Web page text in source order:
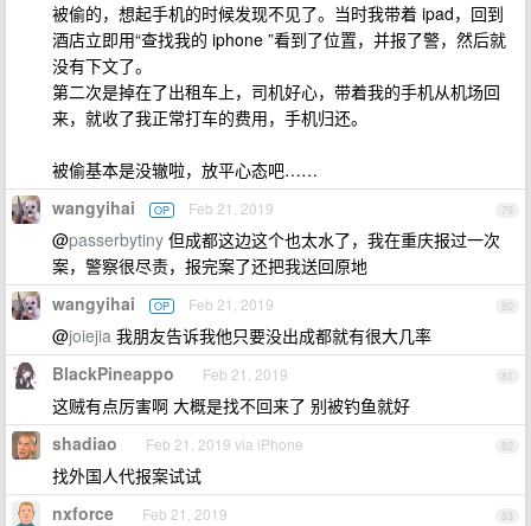
被偷的，想起手机的时候发现不见了。当时我带着 ipad，回到
酒店立即用“查找我的 iphone ”看到了位置，并报了警，然后就
没有下文了。
第二次是掉在了出租车上，司机好心，带着我的手机从机场回
来，就收了我正常打车的费用，手机归还。
被偷基本是没辙啦，放平心态吧……
79
wangyihai OP Feb 21, 2019
@passerbytiny 但成都这边这个也太水了，我在重庆报过一次
案，警察很尽责，报完案了还把我送回原地
80
wangyihai OP Feb 21, 2019
@joiejia 我朋友告诉我他只要没出成都就有很大几率
81
BlackPineappo Feb 21, 2019
这贼有点厉害啊 大概是找不回来了 别被钓鱼就好
82
shadiao Feb 21, 2019 via iPhone
找外国人代报案试试
83
nxforce Feb 21, 2019